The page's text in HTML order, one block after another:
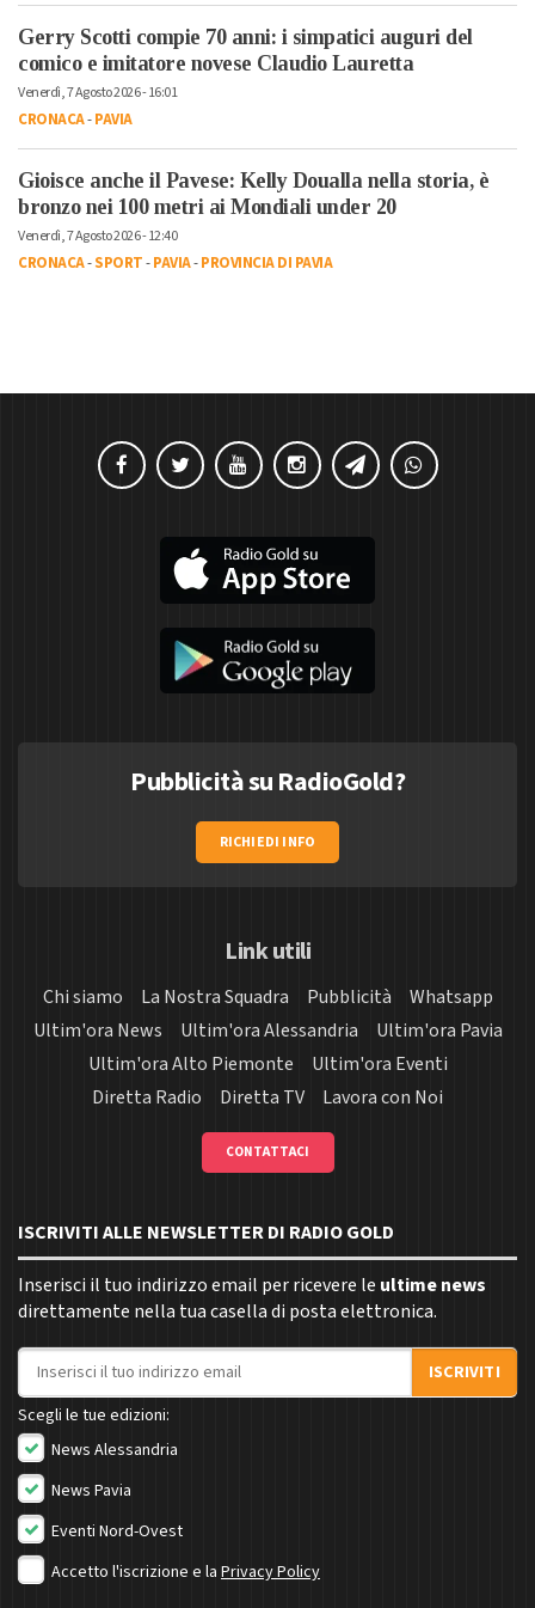
Gerry Scotti compie 70 anni: i simpatici auguri del
comico e imitatore novese Claudio Lauretta
Venerdì, 7 Agosto 2026 - 16:01
CRONACA-PAVIA
Gioisce anche il Pavese: Kelly Doualla nella storia, è
bronzo nei 100 metri ai Mondiali under 20
Venerdì, 7 Agosto 2026 - 12:40
CRONACA-SPORT-PAVIA-PROVINCIA DI PAVIA
Pubblicità su RadioGold?
RICHIEDI INFO
Link utili
Chi siamo La Nostra Squadra Pubblicità
Whatsapp
Ultim'ora News
Ultim'ora Alessandria
Ultim'ora Pavia
Ultim'ora Alto Piemonte
Ultim'ora Eventi
Diretta Radio
Diretta TV Lavora con Noi
CONTATTACI
ISCRIVITI ALLE NEWSLETTER DI RADIO GOLD
Inserisci il tuo indirizzo email per ricevere le ultime news
direttamente nella tua casella di posta elettronica.
Indirizzo email
ISCRIVITI
Scegli le tue edizioni:
News Alessandria
News Pavia
Eventi Nord-Ovest
Accetto l'iscrizione e la Privacy Policy